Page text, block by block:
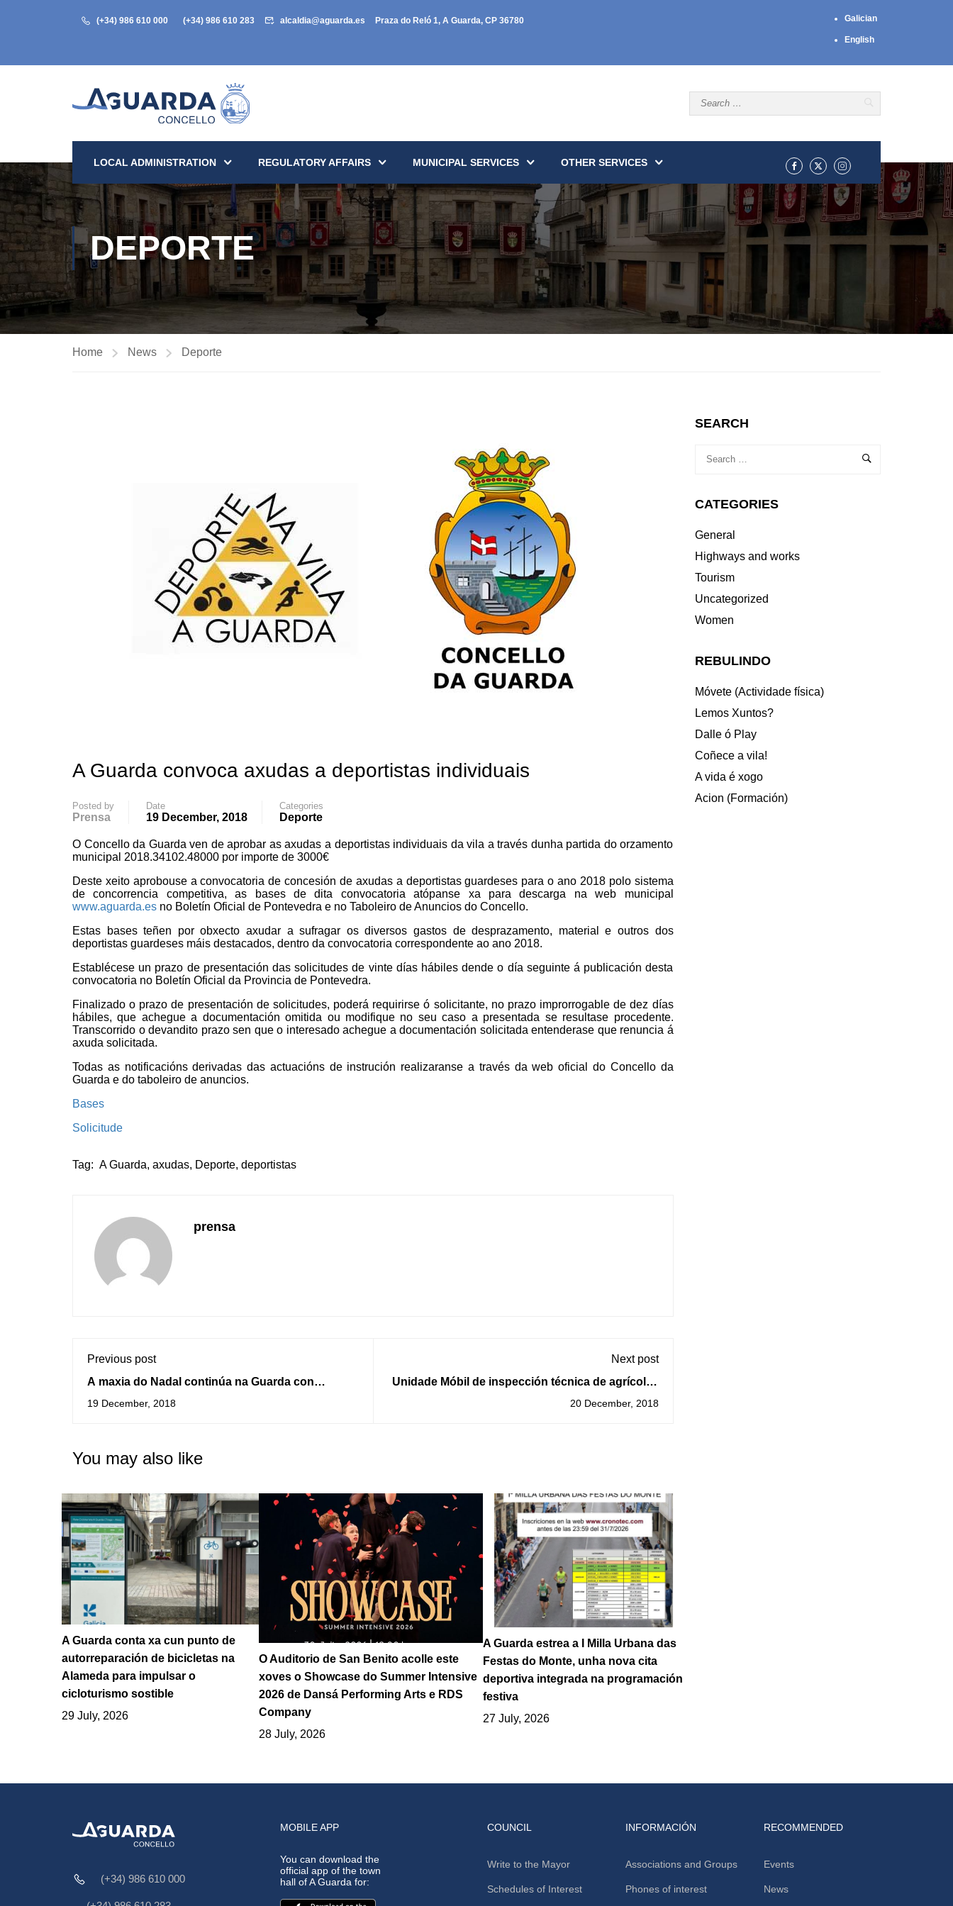
(+34) 986 610 000 (+34) 986 610 283 alcaldia@aguarda.es Praza do Reló 1, A Guarda, CP 36780 Galician
English
LOCAL ADMINISTRATION REGULATORY AFFAIRS MUNICIPAL SERVICES OTHER SERVICES
DEPORTE
Home News Deporte
A Guarda convoca axudas a deportistas individuais
Posted by
Prensa
Date
19 December, 2018
Categories
Deporte
O Concello da Guarda ven de aprobar as axudas a deportistas individuais da vila a través dunha partida do orzamento
municipal 2018.34102.48000 por importe de 3000€
Deste xeito aprobouse a convocatoria de concesión de axudas a deportistas guardeses para o ano 2018 polo sistema
de concorrencia competitiva, as bases de dita convocatoria atópanse xa para descarga na web municipal
www.aguarda.es no Boletín Oficial de Pontevedra e no Taboleiro de Anuncios do Concello.
Estas bases teñen por obxecto axudar a sufragar os diversos gastos de desprazamento, material e outros dos
deportistas guardeses máis destacados, dentro da convocatoria correspondente ao ano 2018.
Establécese un prazo de presentación das solicitudes de vinte días hábiles dende o día seguinte á publicación desta
convocatoria no Boletín Oficial da Provincia de Pontevedra.
Finalizado o prazo de presentación de solicitudes, poderá requirirse ó solicitante, no prazo improrrogable de dez días
hábiles, que achegue a documentación omitida ou modifique no seu caso a presentada se resultase procedente.
Transcorrido o devandito prazo sen que o interesado achegue a documentación solicitada entenderase que renuncia á
axuda solicitada.
Todas as notificacións derivadas das actuacións de instrución realizaranse a través da web oficial do Concello da
Guarda e do taboleiro de anuncios.
Bases
Solicitude
Tag: A Guarda, axudas, Deporte, deportistas
prensa
Previous post
A maxia do Nadal continúa na Guarda con
concertos, festivais musicais, exposicións e a
19 December, 2018
Next post
Unidade Móbil de inspección técnica de agrícolas
na Guarda
20 December, 2018
You may also like
A Guarda conta xa cun punto de
autorreparación de bicicletas na
Alameda para impulsar o
cicloturismo sostible
29 July, 2026
O Auditorio de San Benito acolle este
xoves o Showcase do Summer Intensive
2026 de Dansá Performing Arts e RDS
Company
28 July, 2026
A Guarda estrea a I Milla Urbana das
Festas do Monte, unha nova cita
deportiva integrada na programación
festiva
27 July, 2026
SEARCH
CATEGORIES
General
Highways and works
Tourism
Uncategorized
Women
REBULINDO
Móvete (Actividade física)
Lemos Xuntos?
Dalle ó Play
Coñece a vila!
A vida é xogo
Acion (Formación)
(+34) 986 610 000
MOBILE APP
You can download the
official app of the town
hall of A Guarda for:
COUNCIL
Write to the Mayor
Schedules of Interest
INFORMACIÓN
Associations and Groups
Phones of interest
RECOMMENDED
Events
News